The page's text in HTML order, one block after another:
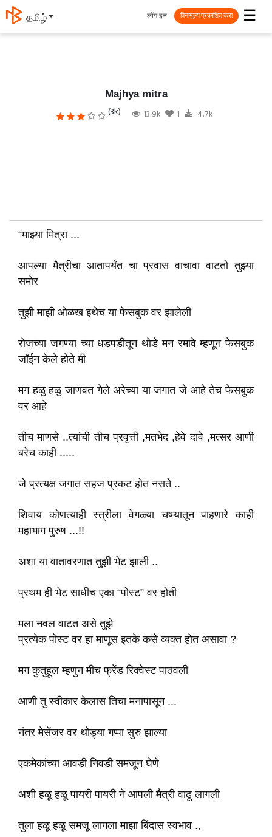
தமிழ் ☰
लॉग इन विनामूल्य प्रकाशित करा
Majhya mitra
(3k) 13.9k 1 4.7k
“माझ्या मित्रा ...
आपल्या मैत्रीचा आतापर्यंत चा प्रवास वाचावा वाटतो तुझ्या
समोर
तुझी माझी ओळख इथेच या फेसबुक वर झालेली
रोजच्या जगण्या च्या धडपडीतून थोडे मन रमावे म्हणून फेसबुक
जॉईन केले होते मी
मग हळु हळु जाणवत गेले अरेच्या या जगात जे आहे तेच फेसबुक
वर आहे
तीच माणसे ..त्यांची तीच प्रवृत्ती ,मतभेद ,हेवे दावे ,मत्सर आणी
बरेच काही .....
जे प्रत्यक्ष जगात सहज प्रकट होत नसते ..
शिवाय कोणत्याही स्त्रीला वेगळ्या चष्म्यातून पाहणारे काही
महाभाग पुरुष ...!!
अशा या वातावरणात तुझी भेट झाली ..
प्रथम ही भेट साधीच एका “पोस्ट” वर होती
मला नवल वाटत असे तुझे
प्रत्येक पोस्ट वर हा माणूस इतके कसे व्यक्त होत असावा ?
मग कुतुहूल म्हणुन मीच फ्रेंड रिक्वेस्ट पाठवली
आणी तु स्वीकार केलास तिचा मनापासून ...
नंतर मेसेंजर वर थोड्या गप्पा सुरु झाल्या
एकमेकांच्या आवडी निवडी समजून घेणे
अशी हळू हळू पायरी पायरी ने आपली मैत्री वाढू लागली
तुला हळू हळू समजू लागला माझा बिंदास स्वभाव .,